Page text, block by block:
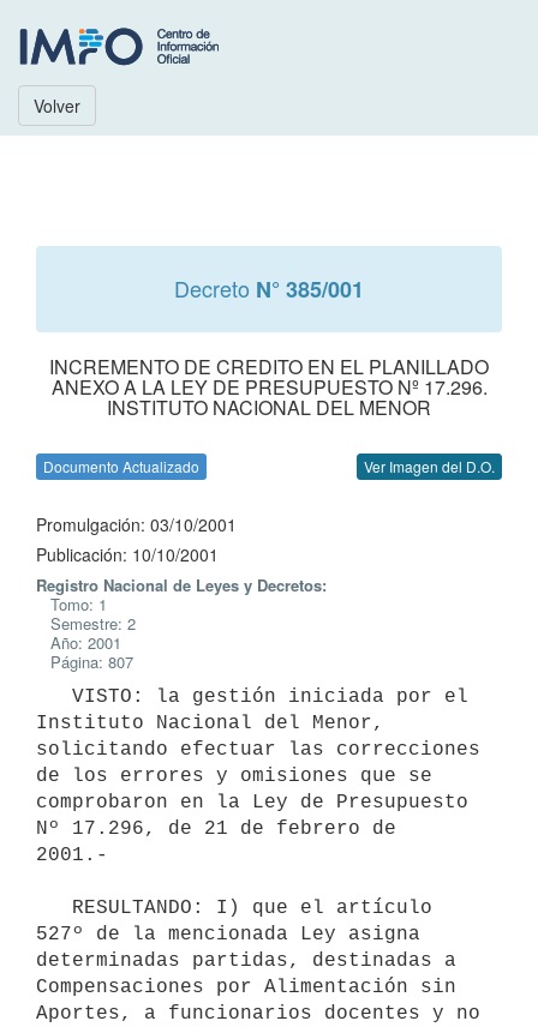
Volver
Decreto N° 385/001
INCREMENTO DE CREDITO EN EL PLANILLADO
ANEXO A LA LEY DE PRESUPUESTO Nº 17.296.
INSTITUTO NACIONAL DEL MENOR
Documento Actualizado Ver Imagen del D.O.
Promulgación: 03/10/2001
Publicación: 10/10/2001
Registro Nacional de Leyes y Decretos:
Tomo: 1
Semestre: 2
Año: 2001
Página: 807
Instituto Nacional del Menor,
solicitando efectuar las correcciones
de los errores y omisiones que se
comprobaron en la Ley de Presupuesto
Nº 17.296, de 21 de febrero de
2001.-
527º de la mencionada Ley asigna
determinadas partidas, destinadas a
Compensaciones por Alimentación sin
Aportes, a funcionarios docentes y no